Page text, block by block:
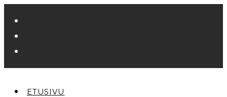
suoraan
sisältöön
ETUSIVU